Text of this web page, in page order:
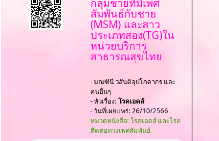
สัมพันธ์กับชาย
(MSM) และสาว
ประเภทสอง(TG)ใน
หน่วยบริการ
สาธารณสุขไทย
- มณฑินี วสันติอุปโภคากร และ
คนอื่นๆ
- หัวเรื่อง: โรคเอดส์
- วันที่เผยแพร่: 26/10/2566
หมวดหนังสือ: โรคเอดส์ และโรค
ติดต่อทางเพศสัมพันธ์